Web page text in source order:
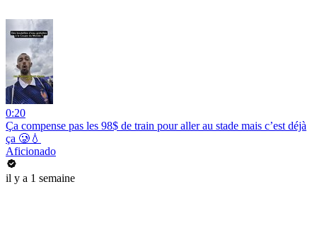
0:20
Ça compense pas les 98$ de train pour aller au stade mais c’est déjà
ça 🥲💧
Aficionado
il y a 1 semaine